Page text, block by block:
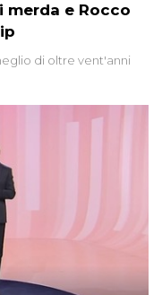
merda e Rocco
di oltre vent'anni